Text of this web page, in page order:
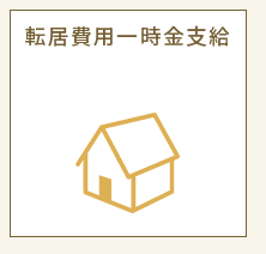
転居費用一時金支給